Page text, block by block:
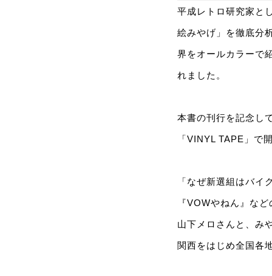
平成レトロ研究家と
絵みやげ」を徹底分
界をオールカラーで
れました。
本書の刊行を記念し
「VINYL TAPE」で
「なぜ新選組はバ
『VOWやねん』な
山下メロさんと、み
関西をはじめ全国各